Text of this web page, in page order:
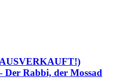
Der Rabbi, der Mossad